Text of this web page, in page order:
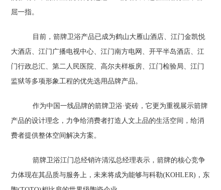
屈一指。
目前，箭牌卫浴产品已成为鹤山大雁山酒店、江门金凯悦
大酒店、江门广播电视中心、江门南方电网、开平半岛酒店、江
门行政总汇、第二人民医院、高尔夫样板房、江门检验局、江门
监狱等多项形象工程的优先选用品牌产品。
作为中国一线品牌的箭牌卫浴·瓷砖，它更为重视展示箭牌
产品的设计理念，力争给消费者打造人文上品的生活空间，给消
费者提供整体空间解决方案。
箭牌卫浴江门总经销许清泓总经理表示，箭牌的核心竞争
力体现在其品质与服务上，未来将成为能够与科勒(KOHLER)，东